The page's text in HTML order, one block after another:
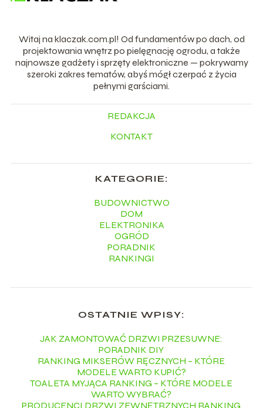
Witaj na klaczak.com.pl! Od fundamentów po dach, od
projektowania wnętrz po pielęgnację ogrodu, a także
najnowsze gadżety i sprzęty elektroniczne — pokrywamy
szeroki zakres tematów, abyś mógł czerpać z życia
pełnymi garściami.
REDAKCJA
KONTAKT
KATEGORIE:
BUDOWNICTWO
DOM
ELEKTRONIKA
OGRÓD
PORADNIK
RANKINGI
OSTATNIE WPISY:
JAK ZAMONTOWAĆ DRZWI PRZESUWNE:
PORADNIK DIY
RANKING MIKSERÓW RĘCZNYCH – KTÓRE
MODELE WARTO KUPIĆ?
TOALETA MYJĄCA RANKING – KTÓRE MODELE
WARTO WYBRAĆ?
PRODUCENCI DRZWI ZEWNĘTRZNYCH RANKING